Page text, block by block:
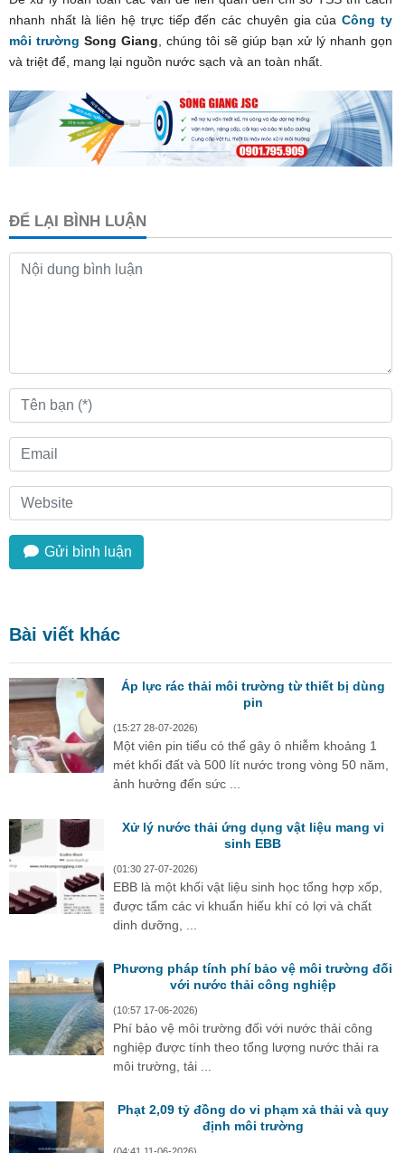
nhanh nhất là liên hệ trực tiếp đến các chuyên gia củaCông ty
môi trường Song Giang , chúng tôi sẽ giúp bạn xử lý nhanh gọn
và triệt để, mang lại nguồn nước sạch và an toàn nhất.
ĐỂ LẠI BÌNH LUẬN
Gửi bình luận
Bài viết khác
Áp lực rác thải môi trường từ thiết bị dùng
pin
(15:27 28-07-2026)
Một viên pin tiểu có thể gây ô nhiễm khoảng 1
mét khối đất và 500 lít nước trong vòng 50 năm,
ảnh hưởng đến sức ...
Xử lý nước thải ứng dụng vật liệu mang vi
sinh EBB
(01:30 27-07-2026)
EBB là một khối vật liệu sinh học tổng hợp xốp,
được tẩm các vi khuẩn hiếu khí có lợi và chất
dinh dưỡng, ...
Phương pháp tính phí bảo vệ môi trường đối
với nước thải công nghiệp
(10:57 17-06-2026)
Phí bảo vệ môi trường đối với nước thải công
nghiệp được tính theo tổng lượng nước thải ra
môi trường, tải ...
Phạt 2,09 tỷ đồng do vi phạm xả thải và quy
định môi trường